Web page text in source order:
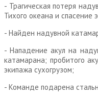
- Трагическая потеря
Тихого океана и спасение
- Найден надувной
- Нападение акул на
катамарана; пробитого
экипажа сухогрузом;
- Команде подарена